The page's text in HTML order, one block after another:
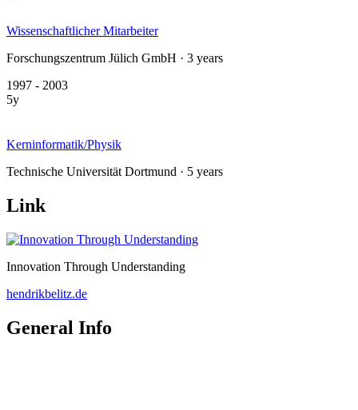
Wissenschaftlicher Mitarbeiter
Forschungszentrum Jülich GmbH · 3 years
1997 - 2003
5y
Kerninformatik/Physik
Technische Universität Dortmund · 5 years
Link
Innovation Through Understanding
hendrikbelitz.de
General Info